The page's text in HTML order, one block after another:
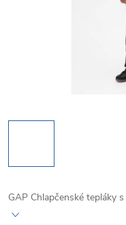
GAP Chlapčenské tepláky